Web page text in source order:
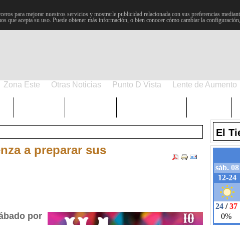
para mejorar nuestros servicios y mostrarle publicidad relacionada con sus preferencias
que acepta su uso. Puede obtener más información, o bien conocer cómo cambiar la
Zona Este Otras Noticias Punto D Vista Lente de Aumento
a preparar sus
por
El